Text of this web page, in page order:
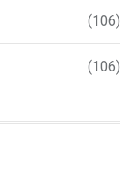
(106)
(106)